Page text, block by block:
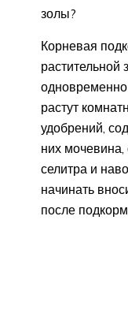
золы?
Корневая
растительной
растут
удобрений,
них
селитра и
начинать
после